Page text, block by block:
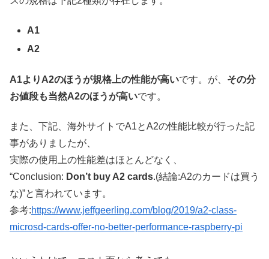
A1
A2
A1よりA2のほうが規格上の性能が高いです。が、 その分
お値段も当然A2のほうが高いです。
また、下記、海外サイトでA1とA2の性能比較が行った記
事がありましたが、
実際の使用上の性能差はほとんどなく、
“Conclusion: Don’t buy A2 cards.(結論:A2のカードは買う
な)”と言われています。
参考:https://www.jeffgeerling.com/blog/2019/a2-class-
microsd-cards-offer-no-better-performance-raspberry-pi